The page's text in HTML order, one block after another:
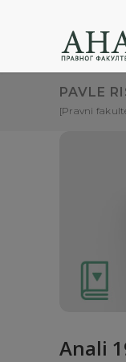
PAVLE
[Pravni
Anali